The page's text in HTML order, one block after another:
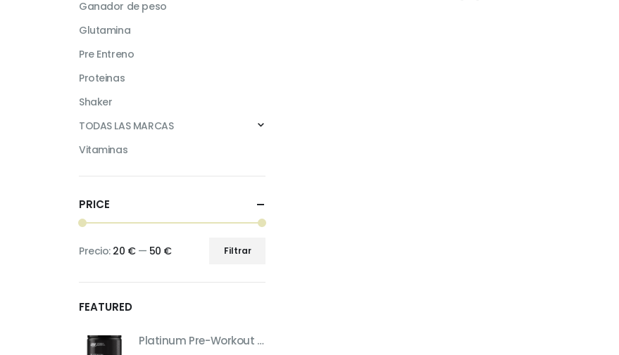
Ganador de peso
Glutamina
Pre Entreno
Proteinas
Shaker
TODAS LAS MARCAS
Vitaminas
PRICE
mínimo
máximo
Filtrar
Precio: 20 €— 50 €
FEATURED
Platinum Pre-Workout – Pre-Entreno de Máximo Rendimiento (Sabor Fruit Punch, 420 g)